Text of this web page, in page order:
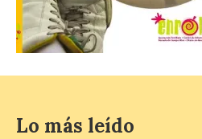
La decimonovena
fotografía de León
viaje nos llega desde la
Lo más leído